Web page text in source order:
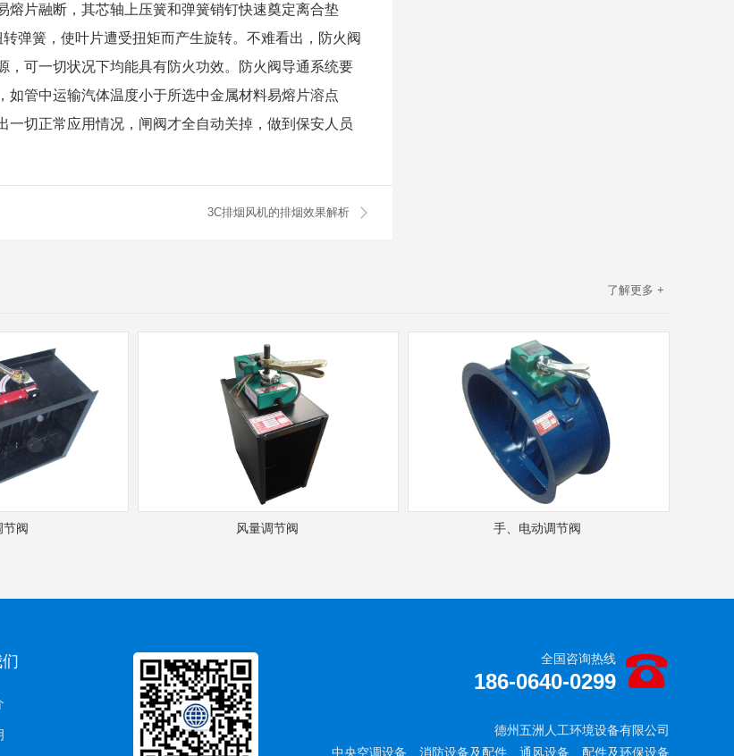
片融断，其芯轴上压簧和弹簧销钉快速奠定离合垫
弹簧，使叶片遭受扭矩而产生旋转。不难看出，防火阀
可一切状况下均能具有防火功效。防火阀导通系统要
管中运输汽体温度小于所选中金属材料易熔片溶点
切正常应用情况，闸阀才全自动关掉，做到保安人员
3C排烟风机的排烟效果解析
了解更多 +
节阀 风量调节阀 手、电动调节阀
全国咨询热线
186-0640-0299
德州五洲人工环境设备有限公司
中央空调设备、消防设备及配件、通风设备、配件及环保设备